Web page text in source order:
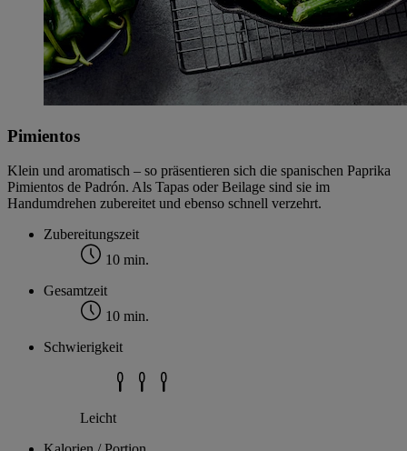
Pimientos
Klein und aromatisch – so präsentieren sich die spanischen Paprika
Pimientos de Padrón. Als Tapas oder Beilage sind sie im
Handumdrehen zubereitet und ebenso schnell verzehrt.
Zubereitungszeit
10 min.
Gesamtzeit
10 min.
Schwierigkeit
Leicht